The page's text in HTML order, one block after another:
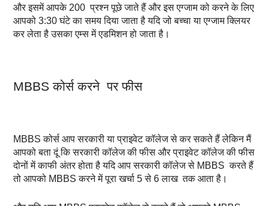
और इसमें आपके 200 प्रश्न पूछे जाते हैं और इस एग्जाम को करने के लिए
आपको 3:30 घंटे का समय दिया जाता है यदि जो बच्चा या एग्जाम क्लियर
कर लेता है उसका एम्स में एडमिशन हो जाता है।
MBBS कोर्स करने पर फीस
MBBS कोर्स आप सरकारी या प्राइवेट कॉलेज से कर सकते हैं लेकिन मैं
आपको बता दूं कि सरकारी कॉलेज की फीस और प्राइवेट कॉलेज की फीस
दोनों में काफी अंतर होता है यदि आप सरकारी कॉलेज से MBBS करते हैं
तो आपको MBBS करने में पूरा खर्चा 5 से 6 लाख तक आता है।